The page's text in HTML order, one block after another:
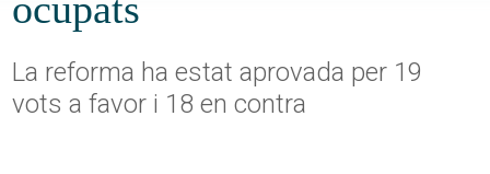
La reforma ha estat aprovada per 19
vots a favor i 18 en contra